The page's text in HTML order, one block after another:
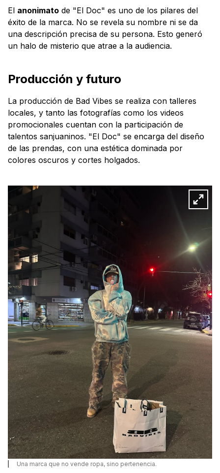
El anonimato de "El Doc" es uno de los pilares del
éxito de la marca. No se revela su nombre ni se da
una descripción precisa de su persona. Esto generó
un halo de misterio que atrae a la audiencia.
Producción y futuro
La producción de Bad Vibes se realiza con talleres
locales, y tanto las fotografías como los videos
promocionales cuentan con la participación de
talentos sanjuaninos. "El Doc" se encarga del diseño
de las prendas, con una estética dominada por
colores oscuros y cortes holgados.
Una marca que no vende ropa, sino pertenencia.